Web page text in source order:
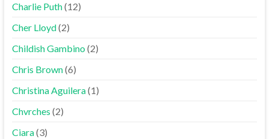
Charlie Puth(12)
Cher Lloyd(2)
Childish Gambino(2)
Chris Brown(6)
Christina Aguilera(1)
Chvrches (2)
Ciara(3)